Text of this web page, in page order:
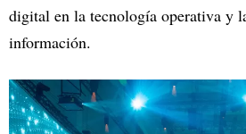
digital en la tecnología operativa y
información.